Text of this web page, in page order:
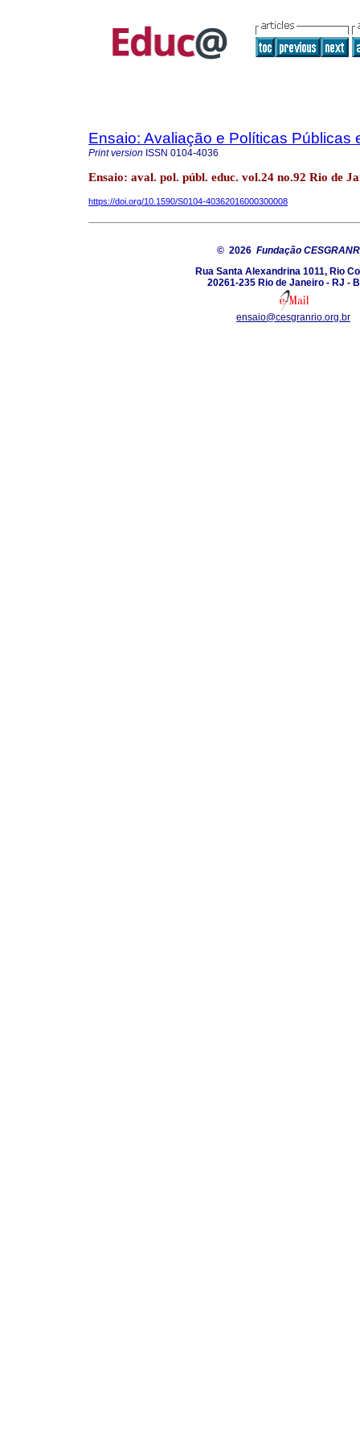
Ensaio: Avaliação e Políticas Públicas
Print version ISSN 0104-4036
Ensaio: aval. pol. públ. educ. vol.24 no.92 Rio de
https://doi.org/10.1590/S0104-40362016000300008
© 2026 Fundação
Rua Santa Alexandrina 1011, Rio
20261-235 Rio de Janeiro - RJ -
ensaio@cesgranrio.org.br